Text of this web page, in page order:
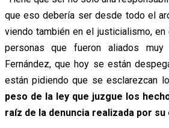
que eso debería ser desde todo el
viendo también en el justicialismo,
personas que fueron aliados
Fernández, que hoy se están
están pidiendo que se esclarezcan
peso de la ley que juzgue los
raíz de la denuncia realizada por su